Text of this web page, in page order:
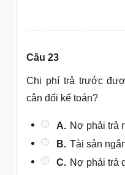
Câu 23
Chi phí trả trước
cân đối kế toán?
A. Nợ phải trả
B. Tài sản
C. Nợ phải trả